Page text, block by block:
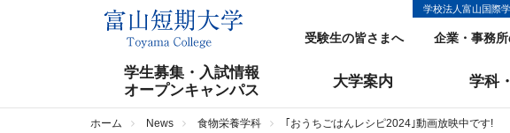
学校法人富山国際
受験生の皆さまへ 企業・事務
学生募集・入試情報
オープンキャンパス
大学案内 学科
ホーム News 食物栄養学科 ｢おうちごはんレシピ2024｣動画放映中です!